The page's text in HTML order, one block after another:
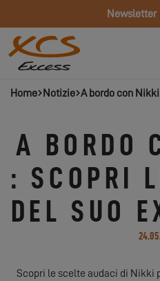
Newsletter
Home Notizie A bordo con Nikki
A BORDO
: SCOPRI
DEL SUO
Scopri le scelte audaci di Nikki